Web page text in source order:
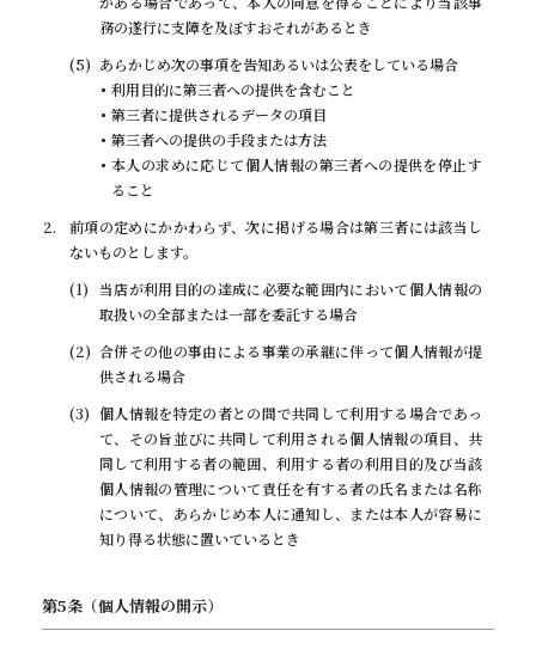
務の遂行に支障を及ぼすおそれがあるとき
あらかじめ次の事項を告知あるいは公表をしている場合
利用目的に第三者への提供を含むこと
第三者に提供されるデータの項目
第三者への提供の手段または方法
本人の求めに応じて個人情報の第三者への提供を停止す
ること
前項の定めにかかわらず、次に掲げる場合は第三者には該当し
ないものとします。
当店が利用目的の達成に必要な範囲内において個人情報の
取扱いの全部または一部を委託する場合
合併その他の事由による事業の承継に伴って個人情報が提
供される場合
個人情報を特定の者との間で共同して利用する場合であっ
て、その旨並びに共同して利用される個人情報の項目、共
同して利用する者の範囲、利用する者の利用目的及び当該
個人情報の管理について責任を有する者の氏名または名称
について、あらかじめ本人に通知し、または本人が容易に
知り得る状態に置いているとき
第5条（個人情報の開示）